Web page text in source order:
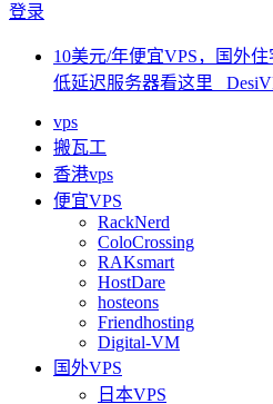
登录
10美元/年便宜VPS，国外
低延迟服务器看这里
vps
搬瓦工
香港vps
便宜VPS
RackNerd
ColoCrossing
RAKsmart
HostDare
hosteons
Friendhosting
Digital-VM
国外VPS
日本VPS